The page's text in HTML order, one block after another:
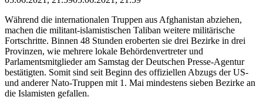
Während die internationalen Truppen aus Afghanistan abziehen,
machen die militant-islamistischen Taliban weitere militärische
Fortschritte. Binnen 48 Stunden eroberten sie drei Bezirke in drei
Provinzen, wie mehrere lokale Behördenvertreter und
Parlamentsmitglieder am Samstag der Deutschen Presse-Agentur
bestätigten. Somit sind seit Beginn des offiziellen Abzugs der US-
und anderer Nato-Truppen mit 1. Mai mindestens sieben Bezirke an
die Islamisten gefallen.